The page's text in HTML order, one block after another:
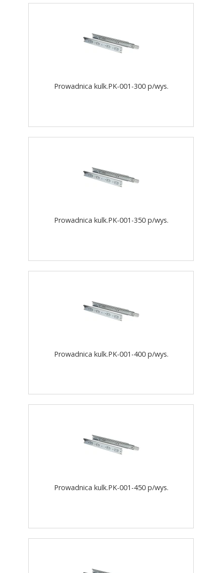
Prowadnica kulk.PK-001-300 p/wys.
Prowadnica kulk.PK-001-350 p/wys.
Prowadnica kulk.PK-001-400 p/wys.
Prowadnica kulk.PK-001-450 p/wys.